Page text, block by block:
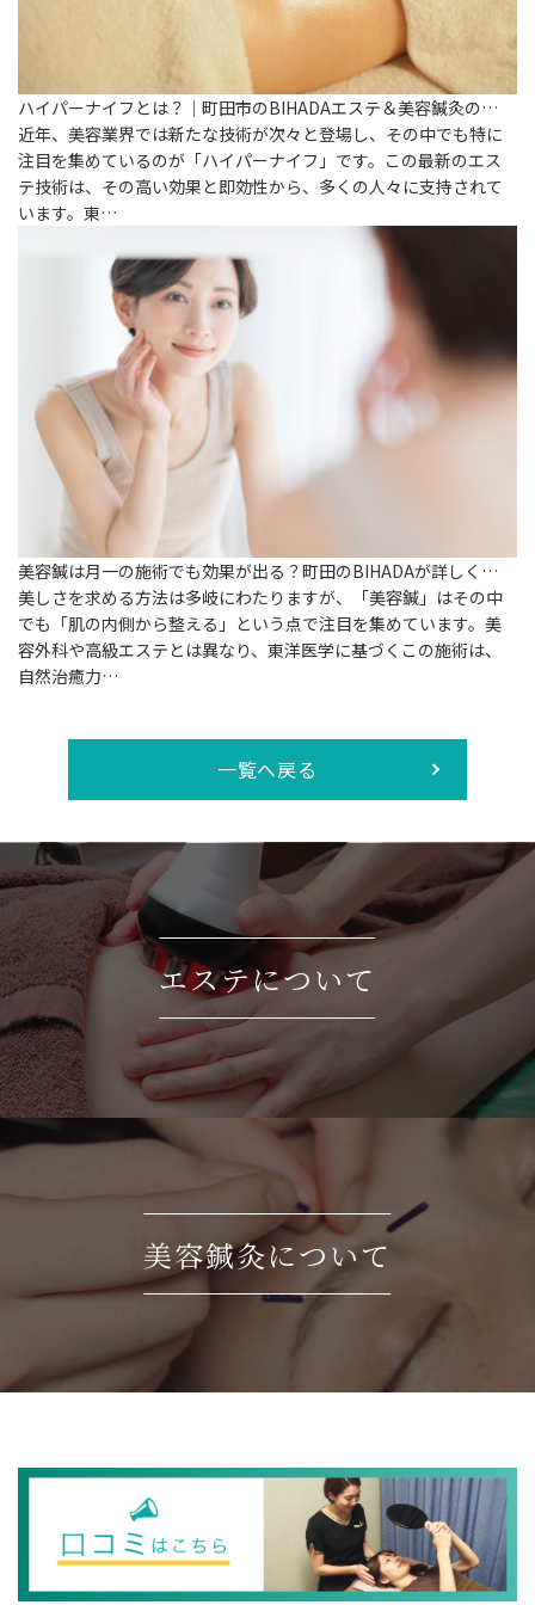
ハイパーナイフとは？｜町田市のBIHADAエステ＆美容鍼灸の…
近年、美容業界では新たな技術が次々と登場し、その中でも特に
注目を集めているのが「ハイパーナイフ」です。この最新のエス
テ技術は、その高い効果と即効性から、多くの人々に支持されて
います。東…
美容鍼は月一の施術でも効果が出る？町田のBIHADAが詳しく…
美しさを求める方法は多岐にわたりますが、「美容鍼」はその中
でも「肌の内側から整える」という点で注目を集めています。美
容外科や高級エステとは異なり、東洋医学に基づくこの施術は、
自然治癒力…
一覧へ戻る
エステについて
美容鍼灸について